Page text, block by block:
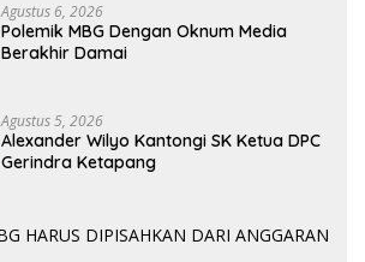
Agustus 6, 2026
Polemik MBG Dengan Oknum Media
Berakhir Damai
Agustus 5, 2026
Alexander Wilyo Kantongi SK Ketua DPC
Gerindra Ketapang